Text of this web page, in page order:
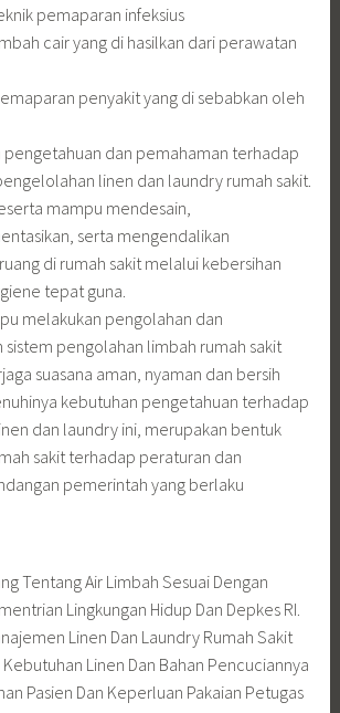
pemaparan infeksius
cair yang di hasilkan dari perawatan
penyakit yang di sebabkan oleh
pengetahuan dan pemahaman terhadap
linen dan laundry rumah sakit.
mampu mendesain,
serta mengendalikan
di rumah sakit melalui kebersihan
tepat guna.
melakukan pengolahan dan
pengolahan limbah rumah sakit
suasana aman, nyaman dan bersih
kebutuhan pengetahuan terhadap
dan laundry ini, merupakan bentuk
sakit terhadap peraturan dan
pemerintah yang berlaku
Tentang Air Limbah Sesuai Dengan
Lingkungan Hidup Dan Depkes RI.
Linen Dan Laundry Rumah Sakit
Linen Dan Bahan Pencuciannya
Pasien Dan Keperluan Pakaian Petugas